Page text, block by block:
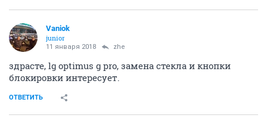
Vaniok
junior
11 января 2018 zhe
здрасте, lg optimus g pro, замена стекла и кнопки
блокировки интересует.
ОТВЕТИТЬ